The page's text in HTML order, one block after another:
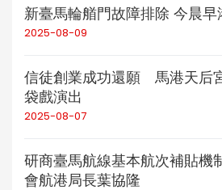
新臺馬輪艏門故障排除 今晨早
2025-08-09
信徒創業成功還願 馬港天后
袋戲演出
2025-08-07
研商臺馬航線基本航次補貼
會航港局長葉協隆